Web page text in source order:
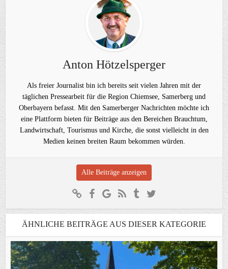
Anton Hötzelsperger
Als freier Journalist bin ich bereits seit vielen Jahren mit der
täglichen Pressearbeit für die Region Chiemsee, Samerberg und
Oberbayern befasst. Mit den Samerberger Nachrichten möchte ich
eine Plattform bieten für Beiträge aus den Bereichen Brauchtum,
Landwirtschaft, Tourismus und Kirche, die sonst vielleicht in den
Medien keinen breiten Raum bekommen würden.
Alle Beiträge anzeigen
ÄHNLICHE BEITRÄGE AUS DIESER KATEGORIE